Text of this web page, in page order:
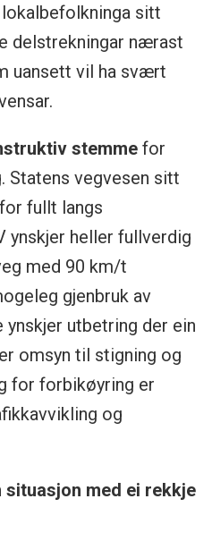
sitt
delstrekningar nærast
uansett vil ha svært
stemmefor
Statens vegvesen sitt
fullt langs
ynskjer heller fullverdig
med 90 km/t
gjenbruk av
utbetring der ein
omsyn til stigning og
for forbikøyring er
og
situasjon med ei rekkje